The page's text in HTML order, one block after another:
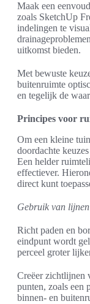
Maak een
zoals SketchUp
indelingen te
uitkomst bieden.
Met bewuste
buitenruimte
en tegelijk de
Principes voor
Om een kleine
doordachte
Een helder
effectiever.
direct kunt
Gebruik van
Richt paden en
eindpunt wordt
perceel groter
Creëer zichtlijnen
punten, zoals een
binnen- en